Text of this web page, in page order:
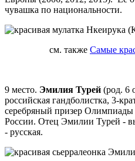
чувашка по национальности.
см. также Самые
9 место. Эмилия Турей (род. 6
российская гандболистка, 3-
серебряный призер Олимпиады
России. Отец Эмилии Турей -
- русская.